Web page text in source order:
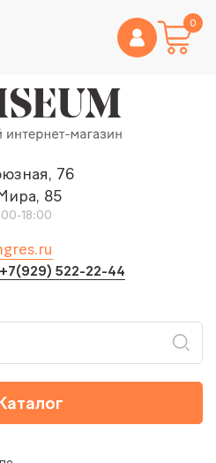
0
76
85
18:00
+7(929) 522-22-44